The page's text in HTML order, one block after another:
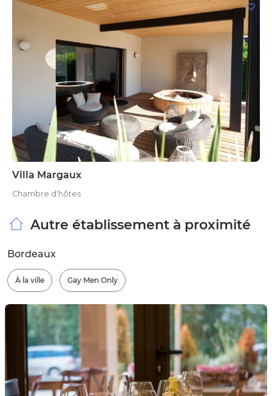
Villa Margaux
Chambre d'hôtes
Autre établissement à proximité
Bordeaux
À la ville Gay Men Only